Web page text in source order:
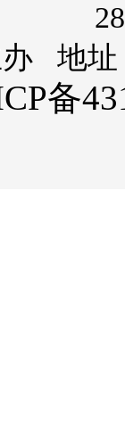
地址
备